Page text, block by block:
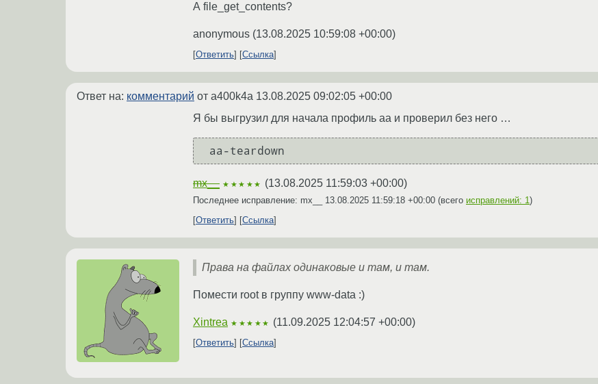
А file_get_contents?
anonymous (13.08.2025 10:59:08 +00:00)
Ответить Ссылка
Ответ на: комментарий от a400k4a 13.08.2025 09:02:05 +00:00
Я бы выгрузил для начала профиль аа и проверил без него …
mx__ ★★★★★ (13.08.2025 11:59:03 +00:00)
Последнее исправление: mx__ 13.08.2025 11:59:18 +00:00 (всего исправлений: 1)
Ответить
Ссылка
Права на файлах одинаковые и там, и там.
Помести root в группу www-data :)
Xintrea ★★★★★ (11.09.2025 12:04:57 +00:00)
Ответить Ссылка